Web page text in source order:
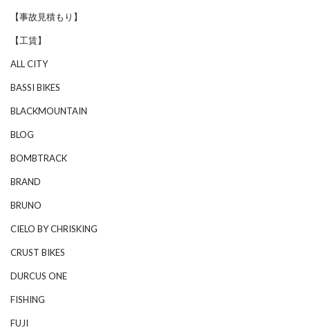
【事故見積もり】
【工賃】
ALL CITY
BASSI BIKES
BLACKMOUNTAIN
BLOG
BOMBTRACK
BRAND
BRUNO
CIELO BY CHRISKING
CRUST BIKES
DURCUS ONE
FISHING
FUJI